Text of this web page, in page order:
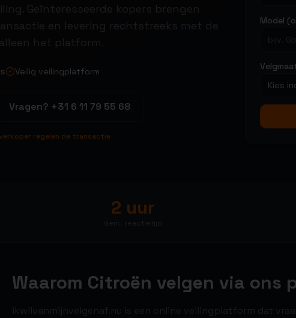
Geïnteresseerde kopers brengen
en levering rechtstreeks met de
het platform.
Veilig veilingplatform
Vragen? +31 6 11 79 55 68
regelen de transactie
Model
Kies
2 uur
Waarom Citroën velgen via ons
ikwilvanmijnvelgenaf.nu is een online veilingplatform dat